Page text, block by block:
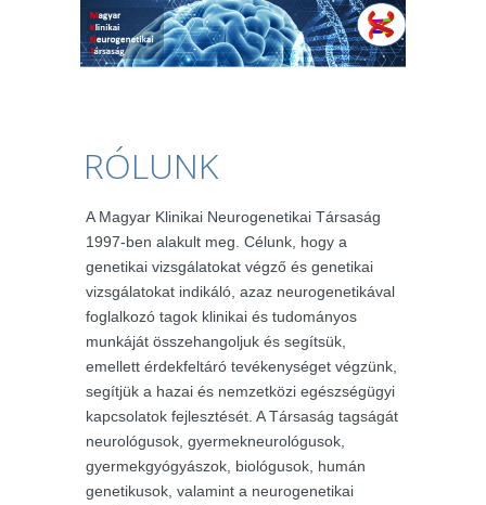
RÓLUNK
A Magyar Klinikai Neurogenetikai Társaság
1997-ben alakult meg. Célunk, hogy a
genetikai vizsgálatokat végző és genetikai
vizsgálatokat indikáló, azaz neurogenetikával
foglalkozó tagok klinikai és tudományos
munkáját összehangoljuk és segítsük,
emellett érdekfeltáró tevékenységet végzünk,
segítjük a hazai és nemzetközi egészségügyi
kapcsolatok fejlesztését. A Társaság tagságát
neurológusok, gyermekneurológusok,
gyermekgyógyászok, biológusok, humán
genetikusok, valamint a neurogenetikai